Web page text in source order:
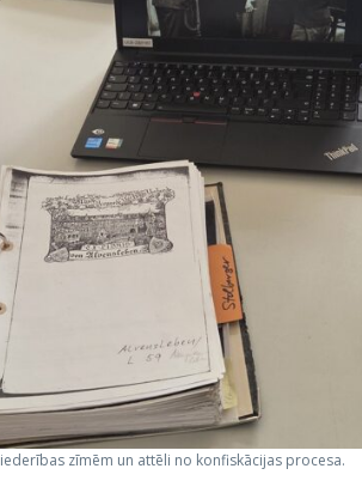
zīmēm un attēli no konfiskācijas procesa.